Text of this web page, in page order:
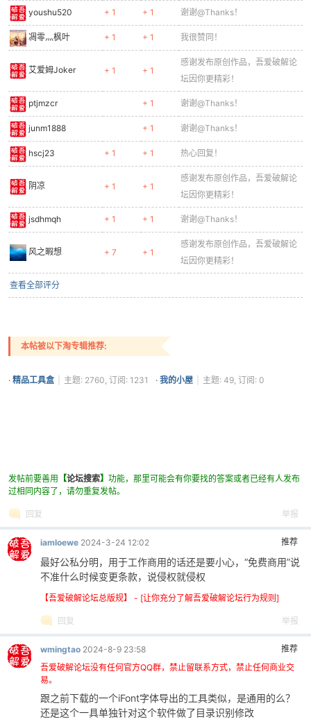
youshu520 + 1 + 1 谢谢@Thanks！
凋零灬枫叶 + 1 + 1 我很赞同！
艾爱姆Joker + 1 + 1
感谢发布原创作品，吾爱破解论
坛因你更精彩！
ptjmzcr + 1 谢谢@Thanks！
junm1888 + 1 谢谢@Thanks！
hscj23 + 1 + 1 热心回复！
阴凉 + 1 + 1
感谢发布原创作品，吾爱破解论
坛因你更精彩！
jsdhmqh + 1 + 1 谢谢@Thanks！
风之暇想 + 7 + 1
感谢发布原创作品，吾爱破解论
坛因你更精彩！
查看全部评分
本帖被以下淘专辑推荐:
· 精品工具盒 主题: 2760, 订阅: 1231 · 我的小屋 主题: 49, 订阅: 0
发帖前要善用 【论坛搜索】 功能，那里可能会有你要找的答案或者已经有人发布
过相同内容了，请勿重复发帖。
回复 举报
推荐
iamloewe 2024-3-24 12:02
最好公私分明，用于工作商用的话还是要小心，“免费商用”说
不准什么时候变更条款，说侵权就侵权
【吾爱破解论坛总版规】 - [让你充分了解吾爱破解论坛行为规则]
回复 举报
推荐
wmingtao 2024-8-9 23:58
吾爱破解论坛没有任何官方QQ群，禁止留联系方式，禁止任何商业交
易。
跟之前下载的一个iFont字体导出的工具类似，是通用的么？
还是这个一具单独针对这个软件做了目录识别修改